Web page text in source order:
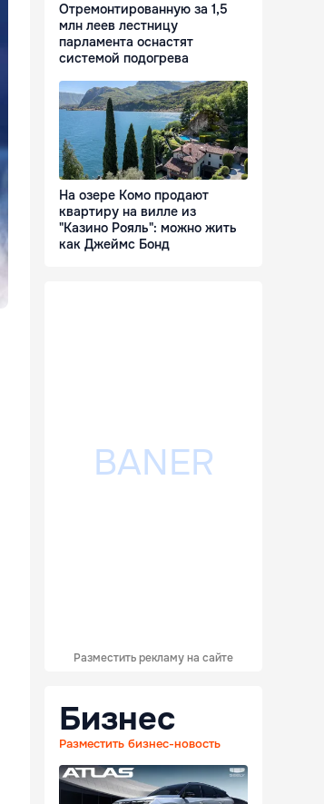
Отремонтированную за 1,5
млн леев лестницу
парламента оснастят
системой подогрева
На озере Комо продают
квартиру на вилле из
"Казино Рояль": можно жить
как Джеймс Бонд
Разместить рекламу на сайте
Бизнес
Разместить бизнес-новость